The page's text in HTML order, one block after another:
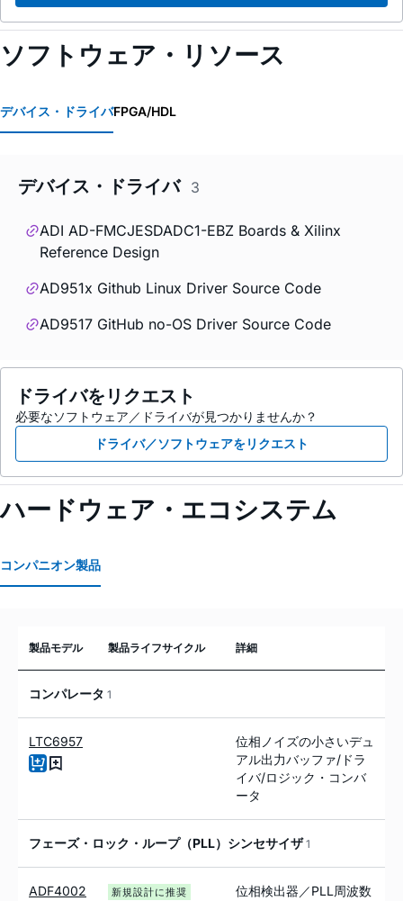
ソフトウェア・リソース
デバイス・ドライバFPGA/HDL
デバイス・ドライバ 3
ADI AD-FMCJESDADC1-EBZ Boards & Xilinx
Reference Design
AD951x Github Linux Driver Source Code
AD9517 GitHub no-OS Driver Source Code
ドライバをリクエスト
必要なソフトウェア／ドライバが見つかりませんか？
ドライバ／ソフトウェアをリクエスト
ハードウェア・エコシステム
コンパニオン製品
製品モデル 製品ライフサイクル 詳細
コンパレータ 1
LTC6957
位相ノイズの小さいデュ
アル出力バッファ/ドラ
イバ/ロジック・コンバ
ータ
フェーズ・ロック・ループ（PLL）シンセサイザ1
ADF4002 新規設計に推奨 位相検出器／PLL周波数